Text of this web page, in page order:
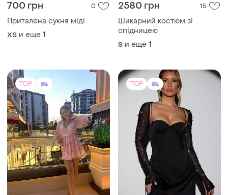
700 грн 0
Приталена сукня міді
ХS и еще 1
2580 грн 15
Шикарний костюм зі
спідницею
S и еще 1
TOP TOP